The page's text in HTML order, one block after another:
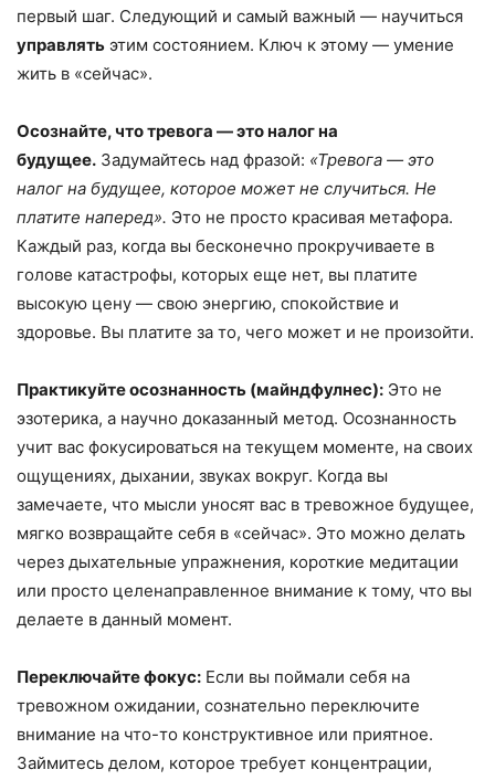
первый шаг. Следующий и самый важный — научиться
управлять этим состоянием. Ключ к этому — умение
жить в «сейчас».
Осознайте, что тревога — это налог на
будущее. Задумайтесь над фразой: «Тревога — это
налог на будущее, которое может не случиться. Не
платите наперед». Это не просто красивая метафора.
Каждый раз, когда вы бесконечно прокручиваете в
голове катастрофы, которых еще нет, вы платите
высокую цену — свою энергию, спокойствие и
здоровье. Вы платите за то, чего может и не произойти.
Практикуйте осознанность (майндфулнес): Это не
эзотерика, а научно доказанный метод. Осознанность
учит вас фокусироваться на текущем моменте, на своих
ощущениях, дыхании, звуках вокруг. Когда вы
замечаете, что мысли уносят вас в тревожное будущее,
мягко возвращайте себя в «сейчас». Это можно делать
через дыхательные упражнения, короткие медитации
или просто целенаправленное внимание к тому, что вы
делаете в данный момент.
Переключайте фокус: Если вы поймали себя на
тревожном ожидании, сознательно переключите
внимание на что-то конструктивное или приятное.
Займитесь делом, которое требует концентрации,